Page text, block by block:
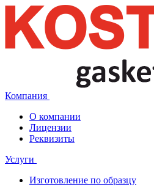
Компания
О компании
Лицензии
Реквизиты
Услуги
Изготовление по образцу